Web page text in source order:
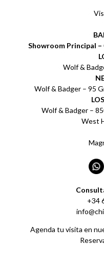
Showroom Principal –
Wolf &
Wolf & Badger – 95
Wolf & Badger –
West
+34
Agenda tu visita en